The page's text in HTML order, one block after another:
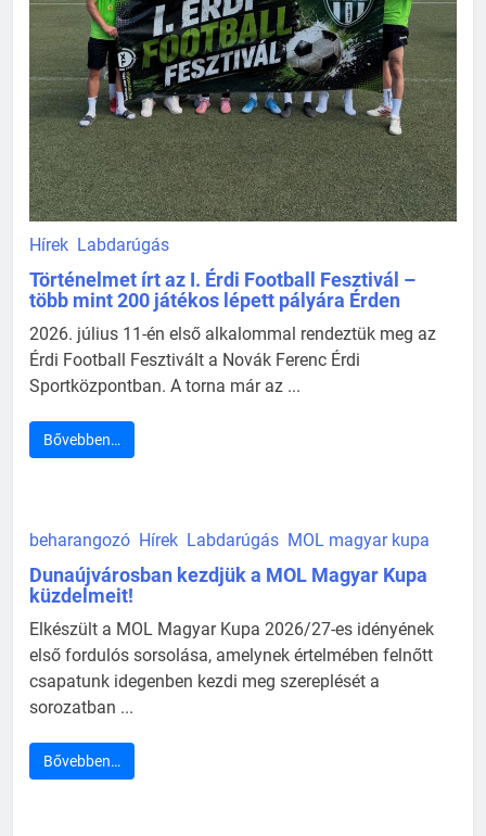
Hírek Labdarúgás
Történelmet írt az I. Érdi Football Fesztivál –
több mint 200 játékos lépett pályára Érden
2026. július 11-én első alkalommal rendeztük meg az
Érdi Football Fesztivált a Novák Ferenc Érdi
Sportközpontban. A torna már az ...
Bővebben…
beharangozó Hírek Labdarúgás MOL magyar kupa
Dunaújvárosban kezdjük a MOL Magyar Kupa
küzdelmeit!
Elkészült a MOL Magyar Kupa 2026/27-es idényének
első fordulós sorsolása, amelynek értelmében felnőtt
csapatunk idegenben kezdi meg szereplését a
sorozatban ...
Bővebben…